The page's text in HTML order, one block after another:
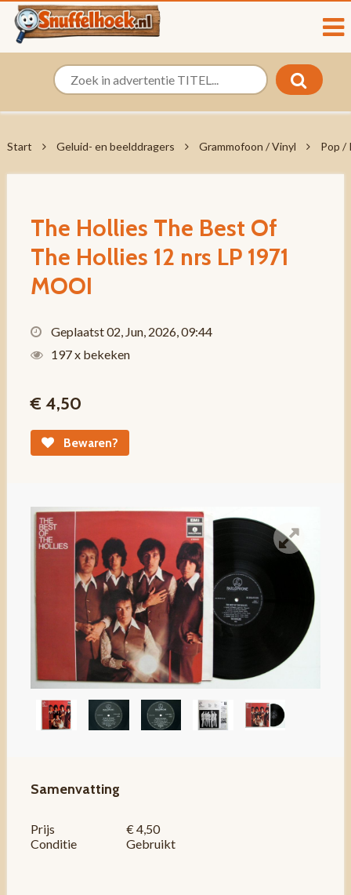
Start Geluid- en beelddragers Grammofoon / Vinyl Pop /
The Hollies The Best Of
The Hollies 12 nrs LP 1971
MOOI
Geplaatst 02, Jun, 2026, 09:44
197 x bekeken
€ 4,50
Bewaren?
Samenvatting
Prijs
€ 4,50
Conditie
Gebruikt